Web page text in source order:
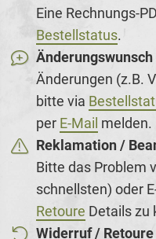
Eine Rechnungs-
Bestellstatus.
Änderungswunsch
Änderungen (z.B.
bitte via
per E-Mail melden.
Reklamation /
Bitte das Problem
schnellsten) oder
Retoure Details zu
Widerruf / Retoure